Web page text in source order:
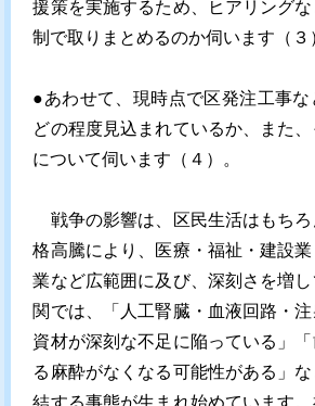
援策を実施するため、ヒアリング
制で取りまとめるのか伺います（３
●あわせて、現時点で区発注工事
どの程度見込まれているか、また
について伺います（４）。
戦争の影響は、区民生活はもち
格高騰により、医療・福祉・建設
業など広範囲に及び、深刻さを増
関では、「人工腎臓・血液回路・
資材が深刻な不足に陥っている」
る麻酔がなくなる可能性がある」
結する事態が生まれ始めています。